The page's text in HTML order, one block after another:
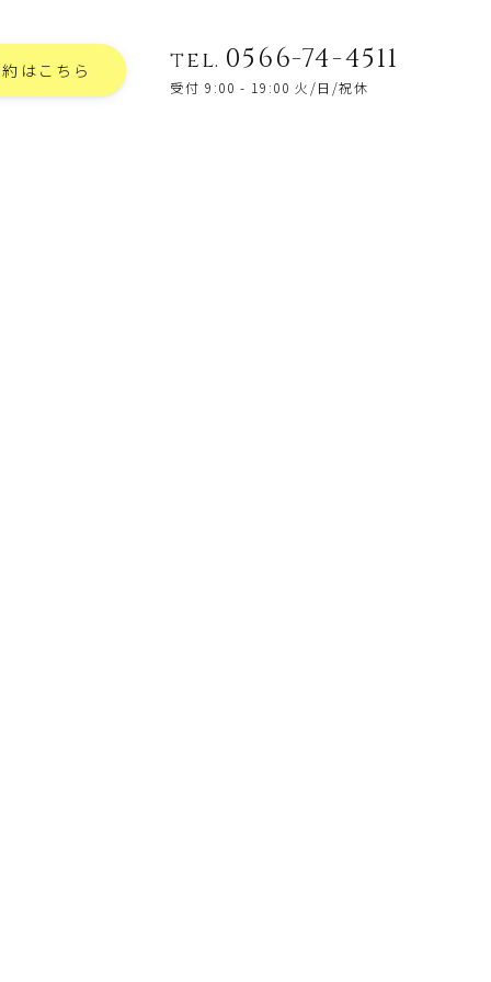
はこちら tel. 0566-74-4511
受付 9:00 - 19:00 火/日/祝休